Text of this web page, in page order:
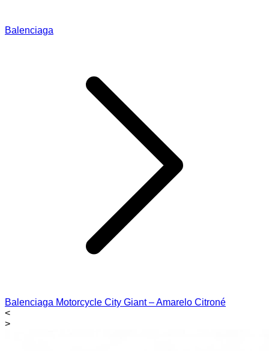
Balenciaga
Balenciaga Motorcycle City Giant – Amarelo Citroné
<
>